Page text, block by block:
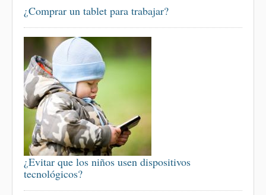
¿Comprar un tablet para trabajar?
¿Evitar que los niños usen dispositivos
tecnológicos?